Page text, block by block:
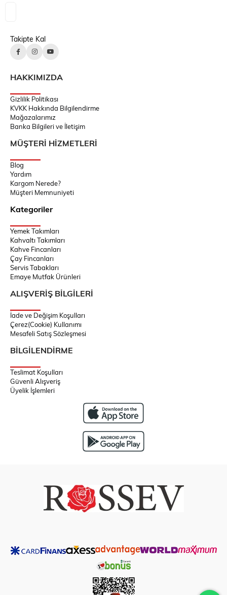
Takipte Kal
HAKKIMIZDA
Gizlilik Politikası
KVKK Hakkında Bilgilendirme
Mağazalarımız
Banka Bilgileri ve İletişim
MÜŞTERİ HİZMETLERİ
Blog
Yardım
Kargom Nerede?
Müşteri Memnuniyeti
Kategoriler
Yemek Takımları
Kahvaltı Takımları
Kahve Fincanları
Çay Fincanları
Servis Tabakları
Emaye Mutfak Ürünleri
ALIŞVERİŞ BİLGİLERİ
İade ve Değişim Koşulları
Çerez(Cookie) Kullanımı
Mesafeli Satış Sözleşmesi
BİLGİLENDİRME
Teslimat Koşulları
Güvenli Alışveriş
Üyelik İşlemleri